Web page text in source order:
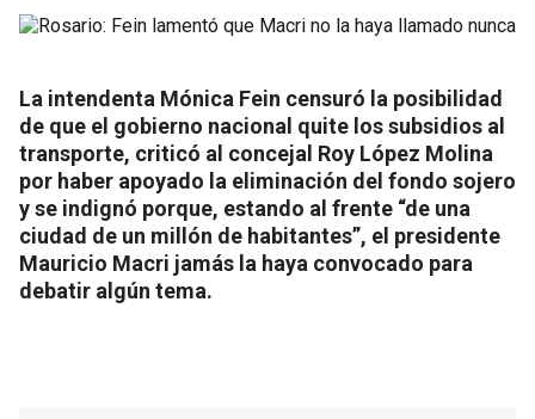
La intendenta Mónica Fein censuró la posibilidad
de que el gobierno nacional quite los subsidios al
transporte, criticó al concejal Roy López Molina
por haber apoyado la eliminación del fondo sojero
y se indignó porque, estando al frente “de una
ciudad de un millón de habitantes”, el presidente
Mauricio Macri jamás la haya convocado para
debatir algún tema.